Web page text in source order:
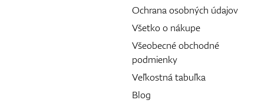
Ochrana osobných údajov
Všetko o nákupe
Všeobecné obchodné
podmienky
Veľkostná tabuľka
Blog